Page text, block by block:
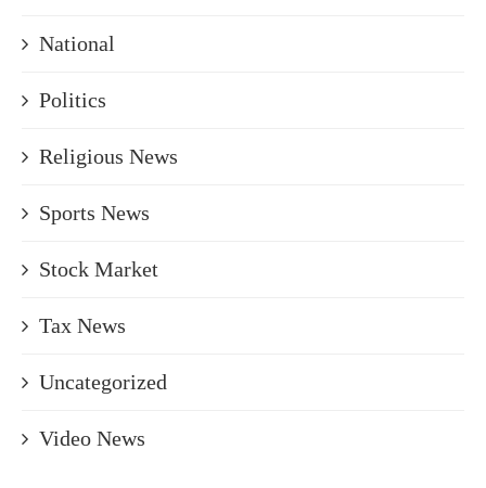
National
Politics
Religious News
Sports News
Stock Market
Tax News
Uncategorized
Video News